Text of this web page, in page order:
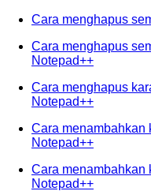
Cara menghapus
Cara menghapus
Notepad++
Cara menghapus
Notepad++
Cara menambahkan
Notepad++
Cara menambahkan
Notepad++